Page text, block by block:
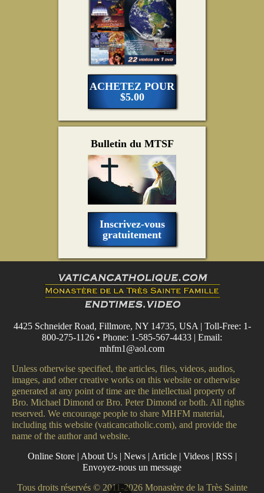
ACHETEZ POUR
$5.00
Bulletin du MTSF
Inscrivez-vous
gratuitement
4425 Schneider Road, Fillmore, NY 14735, USA | Toll-Free: 1-
800-275-1126 • Phone: 1-585-567-4433 | Email:
mhfm1@aol.com
Unless otherwise specified, the articles, files, videos, audios,
images, and other creative works on this website or otherwise
generated at any point of time are the intellectual property of
Bro. Michael Dimond or Bro. Peter Dimond or both. All rights
reserved. We encourage people to share MHFM material,
including this website (vaticancatholic.com), and provide the
name of the author and website.
Online Store| About Us| News| Article| Videos| RSS |
Envoyez-nous un message
Tous droits réservés © 2011-2026 Monastère de la Très Sainte